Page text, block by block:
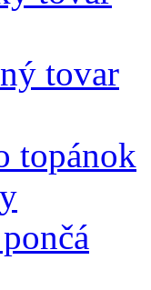
tovar
topánok